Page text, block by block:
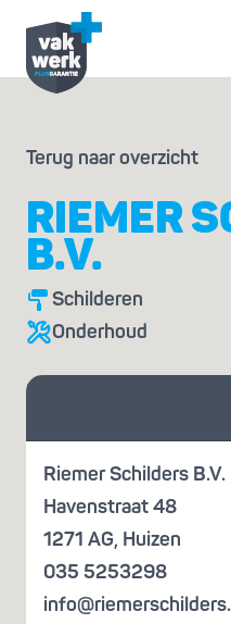
Terug naar overzicht
RIEMER
B.V.
Schilderen
Onderhoud
Vraag je
Riemer Schilders B.V.
Havenstraat 48
1271 AG, Huizen
035 5253298